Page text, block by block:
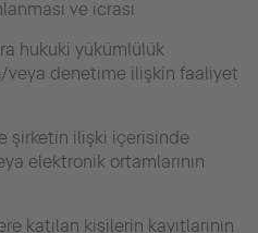
ve icrası
hukuki yükümlülük
denetime ilişkin faaliyet
şirketin ilişki içerisinde
elektronik ortamlarının
katılan kişilerin kayıtlarının